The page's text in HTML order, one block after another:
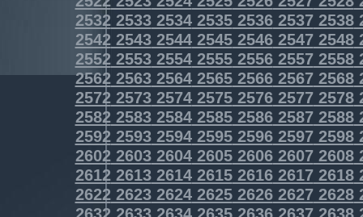
2532253325342535253625372538
2542254325442545254625472548
2552255325542555255625572558
2562256325642565256625672568
2572257325742575257625772578
2582258325842585258625872588
2592259325942595259625972598
2602260326042605260626072608
2612261326142615261626172618
2622262326242625262626272628